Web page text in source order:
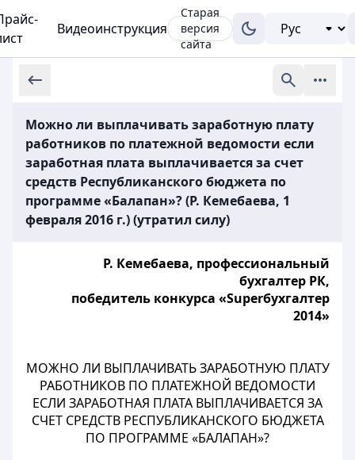
Видеоинструкция
Старая
версия
сайта
Можно ли выплачивать заработную плату
работников по платежной ведомости если
заработная плата выплачивается за счет
средств Республиканского бюджета по
программе «Балапан»? (Р. Кемебаева, 1
февраля 2016 г.) (утратил силу)
Р. Кемебаева, профессиональный
бухгалтер РК,
победитель конкурса «Superбухгалтер
2014»
МОЖНО ЛИ ВЫПЛАЧИВАТЬ ЗАРАБОТНУЮ ПЛАТУ
РАБОТНИКОВ ПО ПЛАТЕЖНОЙ ВЕДОМОСТИ
ЕСЛИ ЗАРАБОТНАЯ ПЛАТА ВЫПЛАЧИВАЕТСЯ ЗА
СЧЕТ СРЕДСТВ РЕСПУБЛИКАНСКОГО БЮДЖЕТА
ПО ПРОГРАММЕ «БАЛАПАН»?